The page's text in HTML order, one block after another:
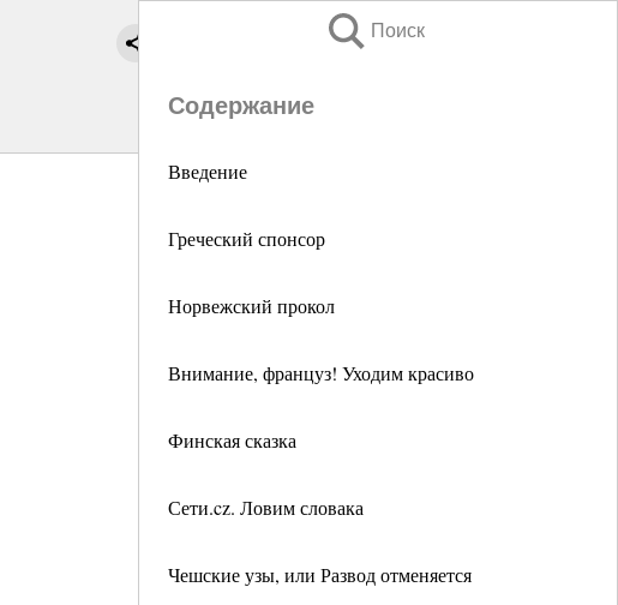
Поиск
Содержание
Введение
Греческий спонсор
Норвежский прокол
Внимание, француз! Уходим красиво
Финская сказка
Сети.cz. Ловим словака
Чешские узы, или Развод отменяется